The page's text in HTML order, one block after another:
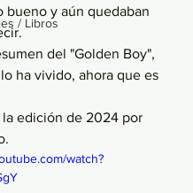
/ Libros
bueno y aún quedaban
del "Golden Boy",
ha vivido, ahora que es
la edición de 2024 por
watch?